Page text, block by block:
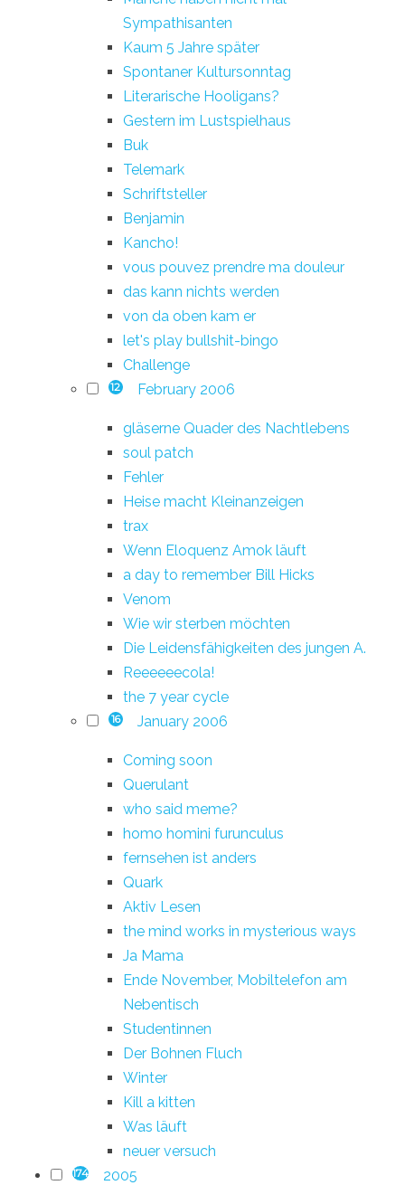
Sympathisanten
Kaum 5 Jahre später
Spontaner Kultursonntag
Literarische Hooligans?
Gestern im Lustspielhaus
Buk
Telemark
Schriftsteller
Benjamin
Kancho!
vous pouvez prendre ma douleur
das kann nichts werden
von da oben kam er
let's play bullshit-bingo
Challenge
12 February 2006
gläserne Quader des Nachtlebens
soul patch
Fehler
Heise macht Kleinanzeigen
trax
Wenn Eloquenz Amok läuft
a day to remember Bill Hicks
Venom
Wie wir sterben möchten
Die Leidensfähigkeiten des jungen A.
Reeeeeecola!
the 7 year cycle
16 January 2006
Coming soon
Querulant
who said meme?
homo homini furunculus
fernsehen ist anders
Quark
Aktiv Lesen
the mind works in mysterious ways
Ja Mama
Ende November, Mobiltelefon am
Nebentisch
Studentinnen
Der Bohnen Fluch
Winter
Kill a kitten
Was läuft
neuer versuch
174 2005